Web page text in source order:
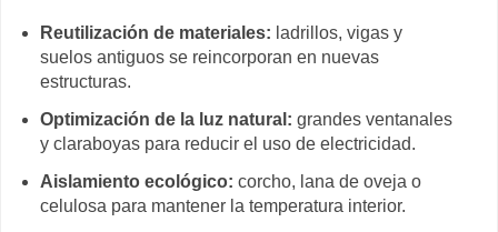
Reutilización de materiales: ladrillos, vigas y
suelos antiguos se reincorporan en nuevas
estructuras.
Optimización de la luz natural: grandes ventanales
y claraboyas para reducir el uso de electricidad.
Aislamiento ecológico: corcho, lana de oveja o
celulosa para mantener la temperatura interior.